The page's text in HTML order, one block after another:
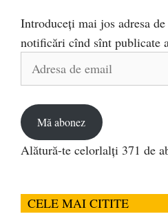
Introduceți mai jos adresa
notificări cînd sînt publicate
Adresa
Mă abonez
Alătură-te celorlalți 371 de
CELE MAI CITITE